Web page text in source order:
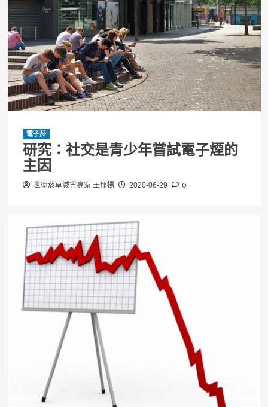
電子菸
研究：社交是青少年嘗試電子煙的
主因
世衛菸草減害專家 王郁揚 2020-06-29 0